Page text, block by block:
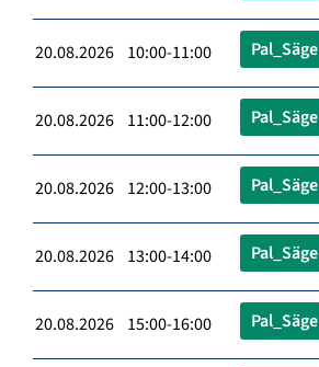
20.08.2026 10:00-11:00 Pal_Säge
20.08.2026 11:00-12:00 Pal_Säge
20.08.2026 12:00-13:00 Pal_Säge
20.08.2026 13:00-14:00 Pal_Säge
20.08.2026 15:00-16:00 Pal_Säge